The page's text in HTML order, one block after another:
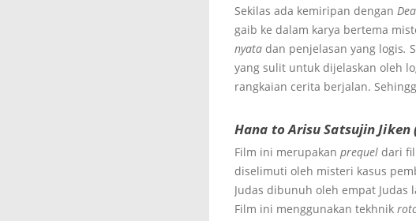
Sekilas ada kemiripan dengan
gaib ke dalam karya bertema
nyata dan penjelasan yang logis.
yang sulit untuk dijelaskan oleh
rangkaian cerita berjalan.
Hana to Arisu Satsujin Jiken
Film ini merupakan prequel dari
diselimuti oleh misteri kasus
Judas dibunuh oleh empat Judas
Film ini menggunakan tekhnik